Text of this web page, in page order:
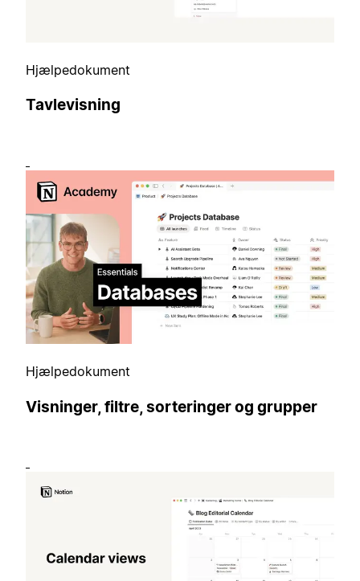
Hjælpedokument
Tavlevisning
Hjælpedokument
Visninger, filtre, sorteringer og grupper